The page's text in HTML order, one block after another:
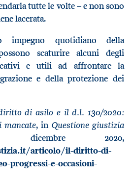
tutte le volte – e non sono
lacerata.
quotidiano della
scaturire alcuni degli
e utili ad affrontare la
e della protezione dei
di asilo e il d.l. 130/2020:
mancate, in Questione giustizia
2020,
articolo/il-diritto-di-
progressi-e-occasioni-